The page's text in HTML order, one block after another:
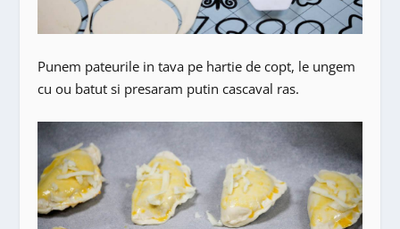
Punem pateurile in tava pe hartie de copt, le ungem
cu ou batut si presaram putin cascaval ras.